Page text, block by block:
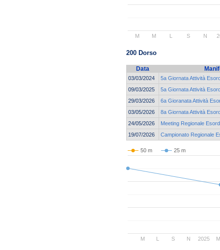
M M S N
200 Dorso
Data
03/03/2024
5a Giornata Attività
09/03/2025
5a Giornata Attività
29/03/2026
6a Gioranata Attività
03/05/2026
8a Giornata Attività
24/05/2026
Meeting Regionale
19/07/2026
Campionato Regionale
50 m 25 m
2025
M L S N